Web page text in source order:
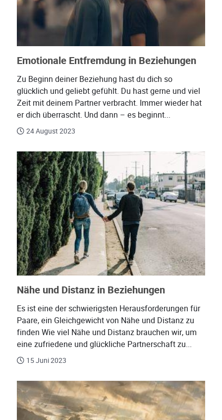
Emotionale Entfremdung in Beziehungen
Zu Beginn deiner Beziehung hast du dich so
glücklich und geliebt gefühlt. Du hast gerne und viel
Zeit mit deinem Partner verbracht. Immer wieder hat
er dich überrascht. Und dann – es beginnt...
24 August 2023
Nähe und Distanz in Beziehungen
Es ist eine der schwierigsten Herausforderungen für
Paare, ein Gleichgewicht von Nähe und Distanz zu
finden Wie viel Nähe und Distanz brauchen wir, um
eine zufriedene und glückliche Partnerschaft zu...
15 Juni 2023